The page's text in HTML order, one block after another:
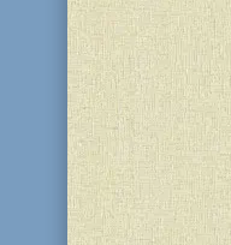
Две заповеди
известным
с тем, что
Одна заповедь
запрет есть
Песах обычную